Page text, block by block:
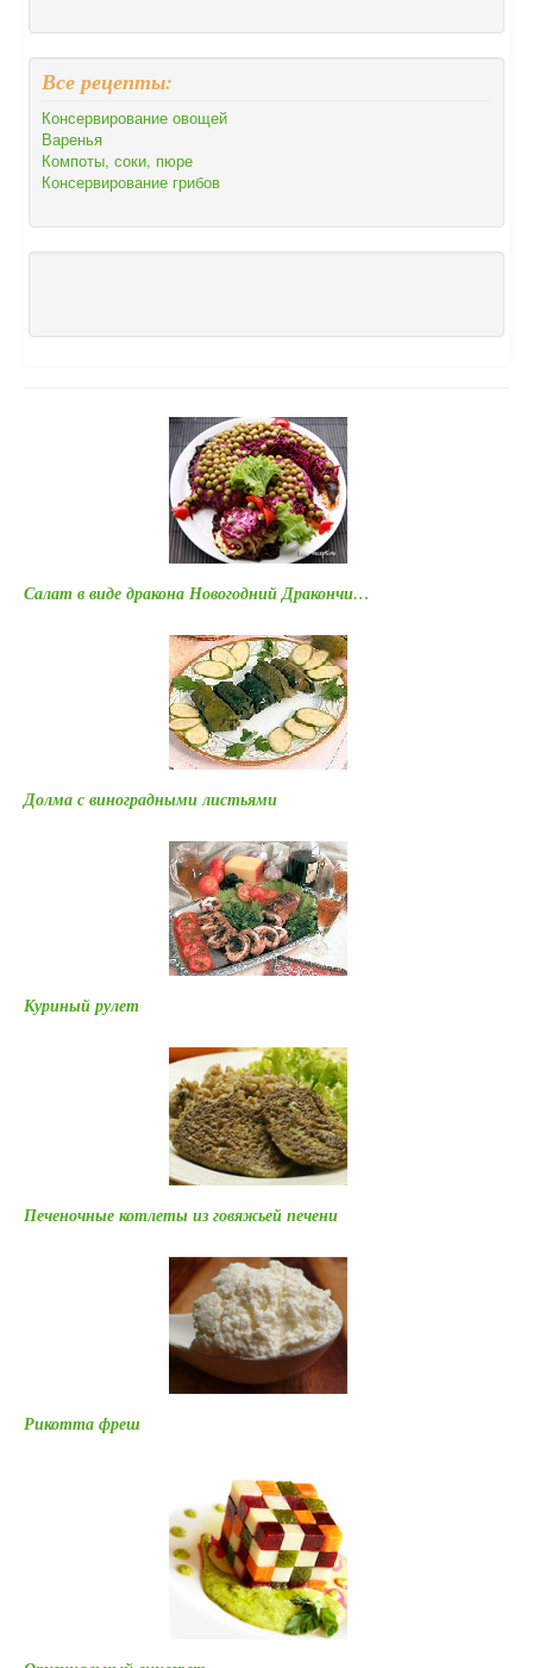
Все рецепты:
Консервирование овощей
Варенья
Компоты, соки, пюре
Консервирование грибов
Салат в виде дракона Новогодний Дракончи…
Долма с виноградными листьями
Куриный рулет
Печеночные котлеты из говяжьей печени
Рикотта фреш